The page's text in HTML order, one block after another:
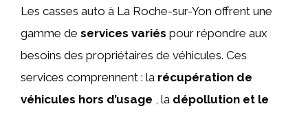
Les casses auto à La Roche-sur-Yon offrent une
gamme de services variés pour répondre aux
besoins des propriétaires de véhicules. Ces
services comprennent : la récupération de
véhicules hors d’usage , la dépollution et le